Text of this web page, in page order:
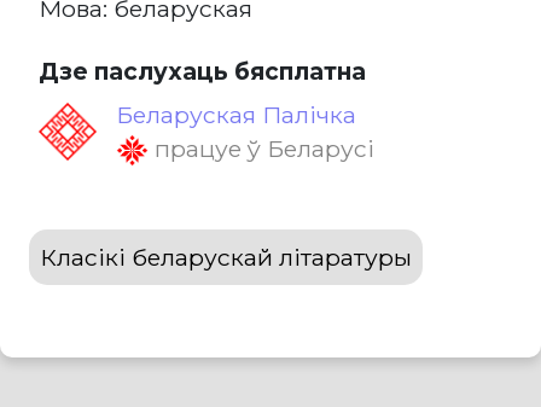
Мова: беларуская
Дзе паслухаць бясплатна
Беларуская Палічка
працуе ў Беларусі
Класікі беларускай літаратуры